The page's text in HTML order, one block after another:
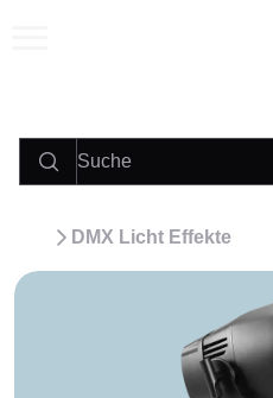
DMX Licht Effekte